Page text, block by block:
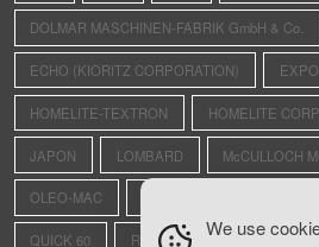
DOLMAR MASCHINEN-FABRIK GmbH & Co.
ECHO (KIORITZ CORPORATION)
HOMELITE-TEXTRON HOMELITE
JAPON LOMBARD McCULLOCH
OLEO-MAC
QUICK 60 REXO RS4
We use